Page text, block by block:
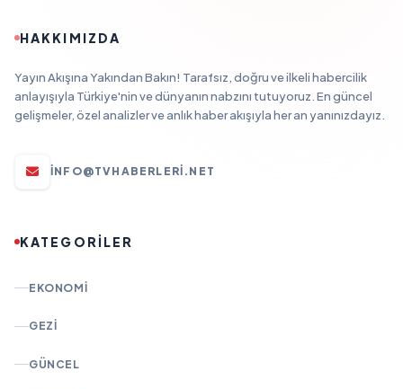
HAKKIMIZDA
Yayın Akışına Yakından Bakın! Tarafsız, doğru ve ilkeli habercilik
anlayışıyla Türkiye'nin ve dünyanın nabzını tutuyoruz. En güncel
gelişmeler, özel analizler ve anlık haber akışıyla her an yanınızdayız.
INFO@TVHABERLERI.NET
KATEGORİLER
EKONOMI
GEZI
GÜNCEL